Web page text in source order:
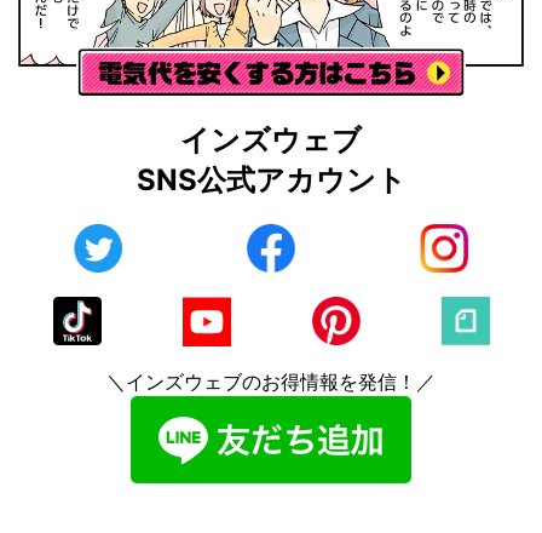
インズウェブ
SNS公式アカウント
＼インズウェブのお得情報を発信！／